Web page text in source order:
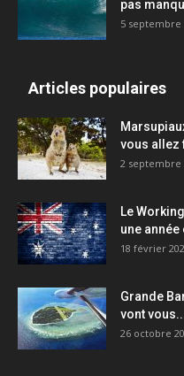
pas
5 septembre
Articles populaires
vous allez
2 septembre
Le
une année
18 février
Grande
vont
26 octobre